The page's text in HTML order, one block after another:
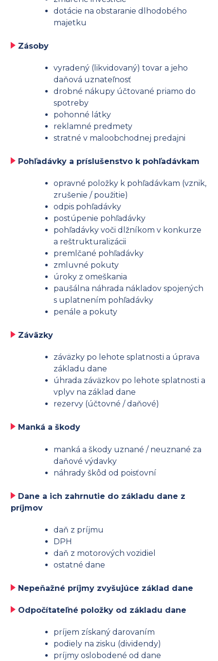
dotácie na obstaranie dlhodobého
majetku
Zásoby
vyradený (likvidovaný) tovar a jeho
daňová uznateľnosť
drobné nákupy účtované priamo do
spotreby
pohonné látky
reklamné predmety
stratné v maloobchodnej predajni
Pohľadávky a príslušenstvo k pohľadávkam
opravné položky k pohľadávkam (vznik,
zrušenie / použitie)
odpis pohľadávky
postúpenie pohľadávky
pohľadávky voči dlžníkom v konkurze
a reštrukturalizácii
premlčané pohľadávky
zmluvné pokuty
úroky z omeškania
paušálna náhrada nákladov spojených
s uplatnením pohľadávky
penále a pokuty
Záväzky
záväzky po lehote splatnosti a úprava
základu dane
úhrada záväzkov po lehote splatnosti a
vplyv na základ dane
rezervy (účtovné / daňové)
Manká a škody
manká a škody uznané / neuznané za
daňové výdavky
náhrady škôd od poisťovní
Dane a ich zahrnutie do základu dane z
príjmov
daň z príjmu
DPH
daň z motorových vozidiel
ostatné dane
Nepeňažné príjmy zvyšujúce základ dane
Odpočítateľné položky od základu dane
príjem získaný darovaním
podiely na zisku (dividendy)
príjmy oslobodené od dane